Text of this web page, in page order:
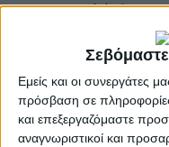
Σεβόμαστε
Εμείς και οι συνεργάτες
πρόσβαση σε
και επεξεργαζόμαστε
αναγνωριστικοί και
την επιστολή, όταν
θεωρήσω πρόσφορο.
“Γιώργος Β.